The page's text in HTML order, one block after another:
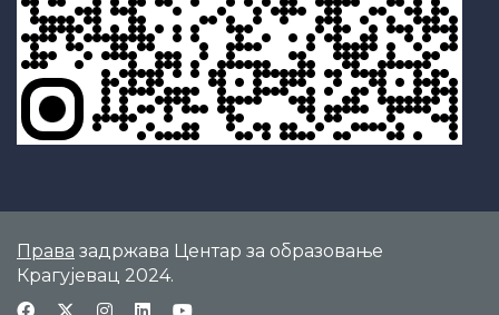
Права задржава Центар за образовање
Крагујевац 2024.